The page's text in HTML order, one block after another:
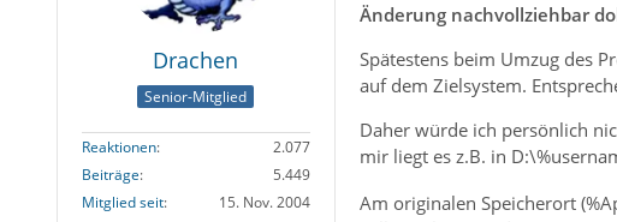
Drachen
Senior-Mitglied
Reaktionen
2.077
Beiträge
5.449
Mitglied seit
15. Nov. 2004
Änderung nachvollziehbar
Spätestens beim Umzug des
auf dem Zielsystem.
Daher würde ich persönlich
mir liegt es z.B. in
Am originalen Speicherort